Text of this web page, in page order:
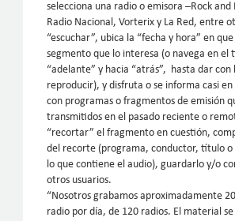
selecciona una radio o emisora –Rock
Radio Nacional, Vorterix y La Red, entre
“escuchar”, ubica la “fecha y hora” en
segmento que lo interesa (o navega en el
“adelante” y hacia “atrás”, hasta dar
reproducir), y disfruta o se informa casi
con programas o fragmentos de emisión
transmitidos en el pasado reciente o
“recortar” el fragmento en cuestión,
del recorte (programa, conductor, título o
lo que contiene el audio), guardarlo y/o
otros usuarios.
“Nosotros grabamos aproximadamente
radio por día, de 120 radios. El material